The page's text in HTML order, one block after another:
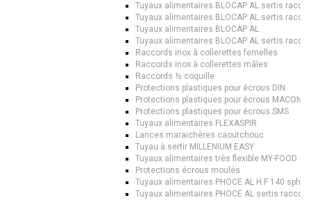
Tuyaux alimentaires BLOCAP AL sertis
Tuyaux alimentaires BLOCAP AL sertis
Tuyaux alimentaires BLOCAP AL
Tuyaux alimentaires BLOCAP AL sertis
Raccords inox à collerettes femelles
Raccords inox à collerettes mâles
Raccords ½ coquille
Protections plastiques pour écrous DIN
Protections plastiques pour écrous MACON
Protections plastiques pour écrous SMS
Tuyaux alimentaires FLEXASPIR
Lances maraichères caoutchouc
Tuyau à sertir MILLENIUM EASY
Tuyaux alimentaires très flexible MY-FOOD
Protections écrous moulés
Tuyaux alimentaires PHOCE AL H.F 140 sph
Tuyaux alimentaires PHOCE AL sertis